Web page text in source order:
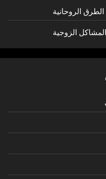
الروحانية
الزوجية